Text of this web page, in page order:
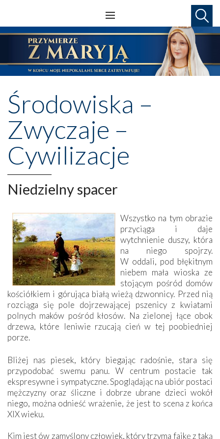
Środowiska –
Zwyczaje –
Cywilizacje
Niedzielny spacer
Wszystko na tym obrazie
przyciąga i daje
wytchnienie duszy, która
na niego spojrzy.
W oddali, pod błękitnym
niebem mała wioska ze
stojącym pośród domów
kościółkiem i górująca białą wieżą dzwonnicy. Przed nią
rozciąga się pole dojrzewającej pszenicy z kwiatami
polnych maków pośród kłosów. Na zielonej łące obok
drzewa, które leniwie rzucają cień w tej poobiedniej
porze.
Bliżej nas piesek, który biegając radośnie, stara się
przypodobać swemu panu. W centrum postacie tak
ekspresywne i sympatyczne. Spoglądając na ubiór postaci
mężczyzny oraz śliczne i dobrze ubrane dzieci wokół
niego, można odnieść wrażenie, że jest to scena z końca
XIX wieku.
Kim jest ów zamyślony człowiek, który trzyma fajkę z taką